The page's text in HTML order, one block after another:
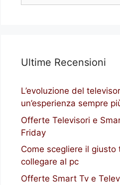
Ultime Recensioni
L’evoluzione del
un’esperienza sempre
Offerte Televisori e
Friday
Come scegliere il giusto
collegare al pc
Offerte Smart Tv e